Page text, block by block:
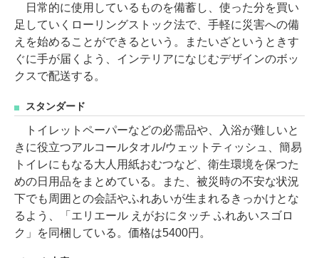
日常的に使用しているものを備蓄し、使った分を買い
足していくローリングストック法で、手軽に災害への備
えを始めることができるという。またいざというときす
ぐに手が届くよう、インテリアになじむデザインのボッ
クスで配送する。
スタンダード
トイレットペーパーなどの必需品や、入浴が難しいと
きに役立つアルコールタオル/ウェットティッシュ、簡易
トイレにもなる大人用紙おむつなど、衛生環境を保つた
めの日用品をまとめている。また、被災時の不安な状況
下でも周囲との会話やふれあいが生まれるきっかけとな
るよう、「エリエール えがおにタッチ ふれあいスゴロ
ク」を同梱している。価格は5400円。